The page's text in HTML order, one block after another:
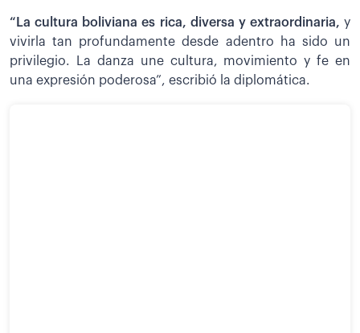
“La cultura boliviana es rica, diversa y extraordinaria, y
vivirla tan profundamente desde adentro ha sido un
privilegio. La danza une cultura, movimiento y fe en
una expresión poderosa”, escribió la diplomática.